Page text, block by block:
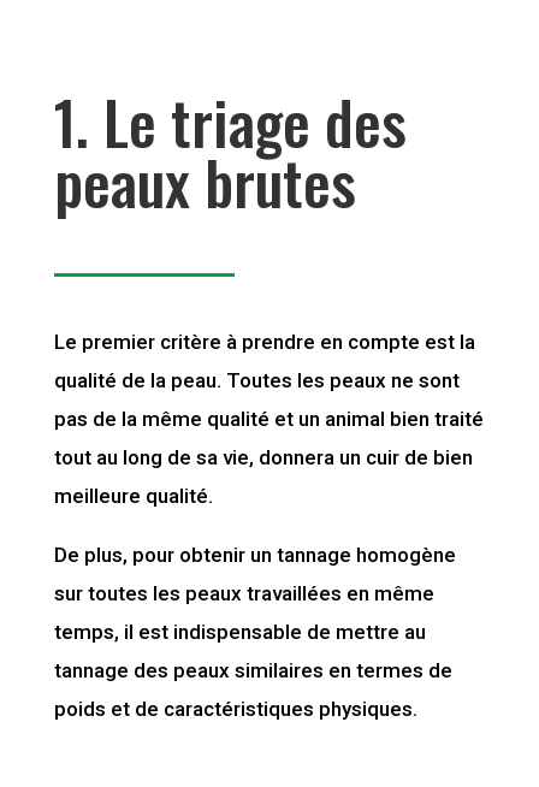
1. Le triage des
peaux brutes
Le premier critère à prendre en compte est la
qualité de la peau. Toutes les peaux ne sont
pas de la même qualité et un animal bien traité
tout au long de sa vie, donnera un cuir de bien
meilleure qualité.
De plus, pour obtenir un tannage homogène
sur toutes les peaux travaillées en même
temps, il est indispensable de mettre au
tannage des peaux similaires en termes de
poids et de caractéristiques physiques.